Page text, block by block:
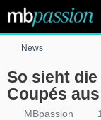
News
So sieht die
Coupés
MBpassion